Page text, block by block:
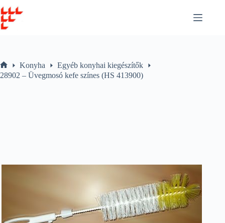
to
content
Home
Konyha
Egyéb konyhai kiegészítők
28902 – Üvegmosó kefe színes (HS 413900)